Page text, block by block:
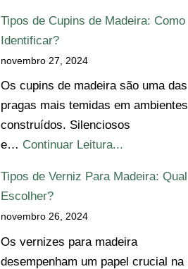
Tipos de Cupins de Madeira: Como
Identificar?
novembro 27, 2024
Os cupins de madeira são uma das
pragas mais temidas em ambientes
construídos. Silenciosos
e… Continuar Leitura...
Tipos de Verniz Para Madeira: Qual
Escolher?
novembro 26, 2024
Os vernizes para madeira
desempenham um papel crucial na